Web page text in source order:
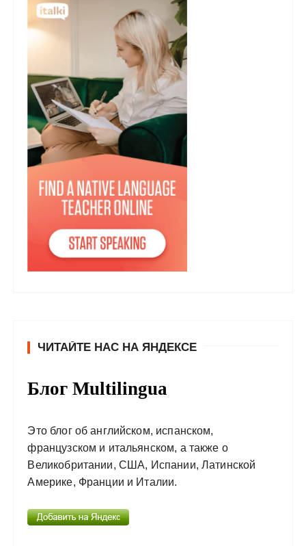
ЧИТАЙТЕ НАС НА ЯНДЕКСЕ
Блог Multilingua
Это блог об английском, испанском,
французском и итальянском, а также о
Великобритании, США, Испании, Латинской
Америке, Франции и Италии.